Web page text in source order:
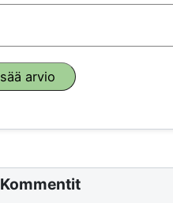
Kommentit